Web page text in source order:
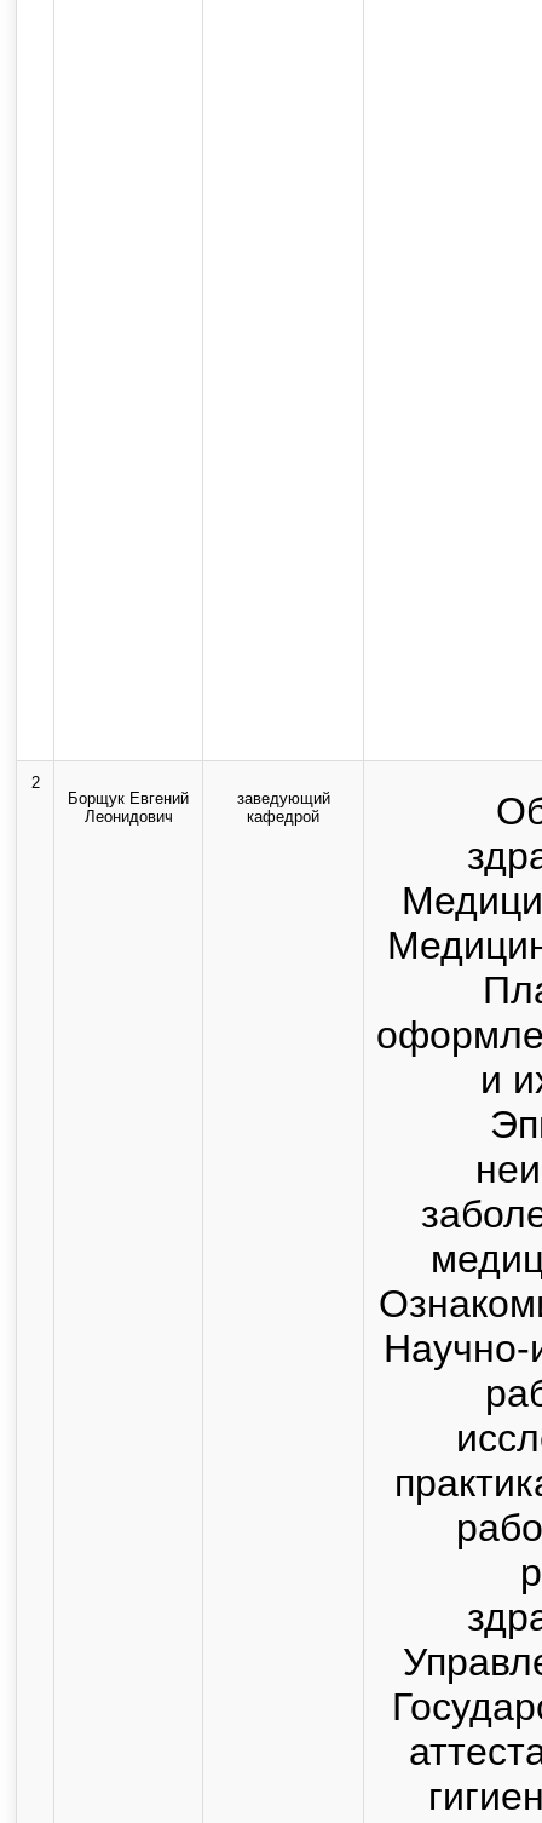
2
Борщук Евгений
Леонидович
заведующий
кафедрой
и
Научно-